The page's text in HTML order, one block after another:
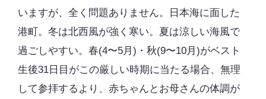
いますが、全く問題ありません。日本海に面した
港町。冬は北西風が強く寒い。夏は涼しい海風で
過ごしやすい。春(4〜5月)・秋(9〜10月)がベスト
生後31日目がこの厳しい時期に当たる場合、無理
して参拝するより、赤ちゃんとお母さんの体調が